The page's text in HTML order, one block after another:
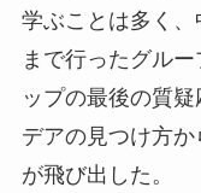
学ぶことは多く
まで行ったグル
ップの最後の質
デアの見つけ方
が飛び出した。